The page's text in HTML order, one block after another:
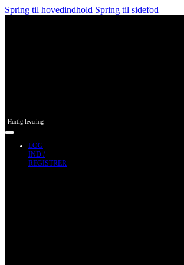
Spring til hovedindhold Spring til sidefod
Hurtig levering
LOG
IND /
REGISTRER